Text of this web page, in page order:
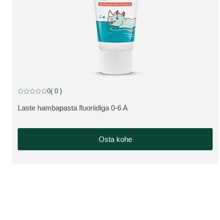
VAATA TOODET:
Laste hambapasta fluoriidiga 0-6 A
Praegune hinnang: 0 5-st tähest hinnanud 0 klienti
0( 0 )
Osta kohe